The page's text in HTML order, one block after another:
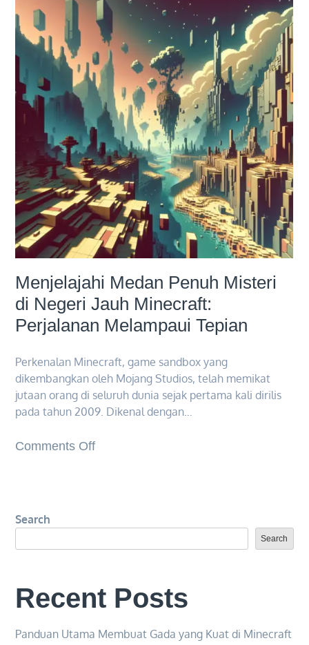
Menjelajahi Medan Penuh Misteri
di Negeri Jauh Minecraft:
Perjalanan Melampaui Tepian
Perkenalan Minecraft, game sandbox yang
dikembangkan oleh Mojang Studios, telah memikat
jutaan orang di seluruh dunia sejak pertama kali dirilis
pada tahun 2009. Dikenal dengan…
Comments Offon
Minecraft:
Melampaui
Search
Search
Recent Posts
Panduan Utama Membuat Gada yang Kuat di Minecraft